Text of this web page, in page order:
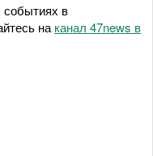
событиях в
на канал 47news в